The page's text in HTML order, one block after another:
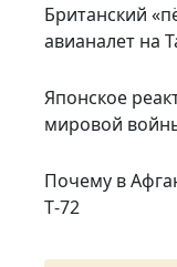
Британский
авианалет на
Японское
мировой
Почему в
Т‑72